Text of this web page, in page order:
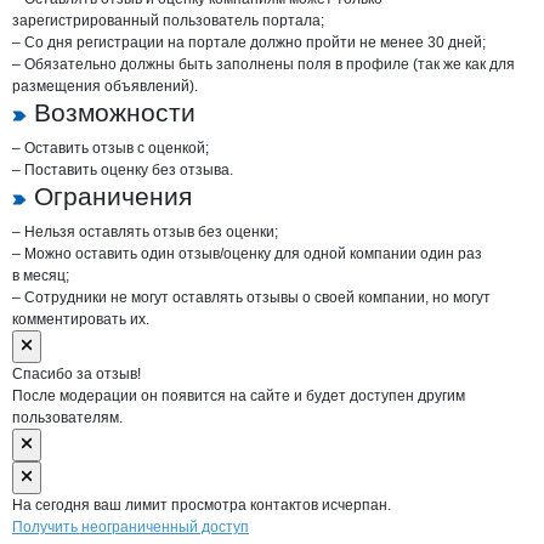
зарегистрированный пользователь портала;
– Со дня регистрации на портале должно пройти не менее 30 дней;
– Обязательно должны быть заполнены поля в профиле (так же как для
размещения объявлений).
Возможности
– Оставить отзыв с оценкой;
– Поставить оценку без отзыва.
Ограничения
– Нельзя оставлять отзыв без оценки;
– Можно оставить один отзыв/оценку для одной компании один раз
в месяц;
– Сотрудники не могут оставлять отзывы о своей компании, но могут
комментировать их.
Спасибо за отзыв!
После модерации он появится на сайте и будет доступен другим
пользователям.
На сегодня ваш лимит просмотра контактов исчерпан.
Получить неограниченный доступ